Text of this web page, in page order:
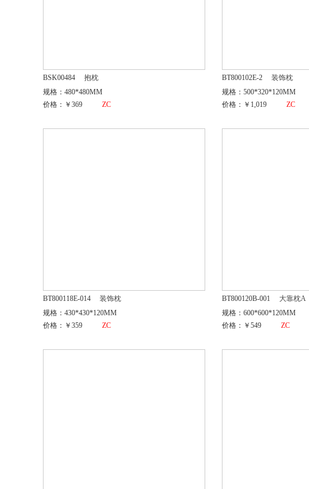
BSK00484
抱枕
规格：480*480MM
价格：￥369
ZC
BT800102E-2
装饰枕
规格：500*320*120MM
价格：￥1,019
ZC
BT800118E-014
装饰枕
规格：430*430*120MM
价格：￥359
ZC
BT800120B-001
大靠枕A
规格：600*600*120MM
价格：￥549
ZC